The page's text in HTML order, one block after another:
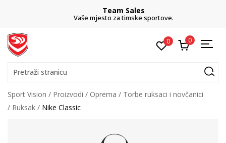
Team Sales
Vaše mjesto za timske sportove.
0 0
Pretraži stranicu
Sport Vision Proizvodi Oprema
Torbe ruksaci i novčanici
Ruksak
Nike Classic